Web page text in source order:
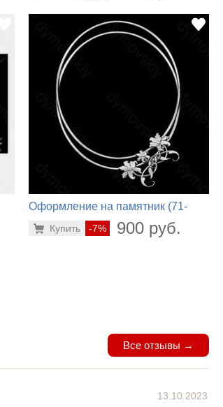
Оформление на памятник (71-
-7% 900 руб.
Купить
Все отзывы →
13.10.2023